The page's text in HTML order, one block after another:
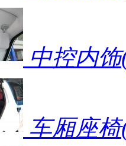
中控内饰
车厢座椅